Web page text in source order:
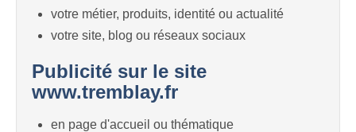
votre métier, produits, identité ou actualité
votre site, blog ou réseaux sociaux
Publicité sur le site
www.tremblay.fr
en page d'accueil ou thématique